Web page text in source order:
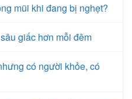
mũi khi đang bị nghẹt?
giấc hơn mỗi đêm
có người khỏe, có